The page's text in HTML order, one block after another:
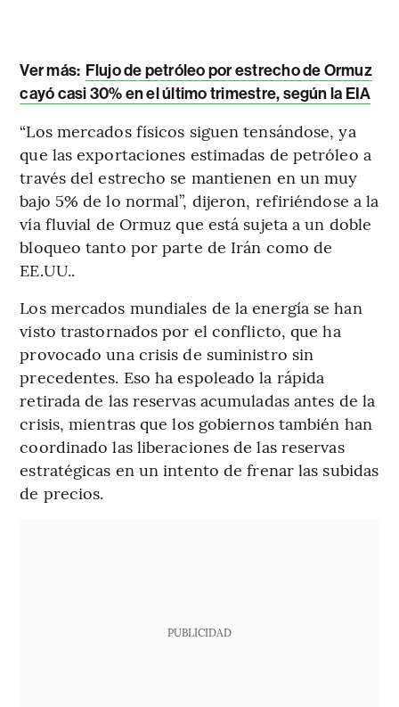
Ver más: Flujo de petróleo por estrecho de Ormuz
cayó casi 30% en el último trimestre, según la EIA
“Los mercados físicos siguen tensándose, ya
que las exportaciones estimadas de petróleo a
través del estrecho se mantienen en un muy
bajo 5% de lo normal”, dijeron, refiriéndose a la
vía fluvial de Ormuz que está sujeta a un doble
bloqueo tanto por parte de Irán como de
EE.UU..
Los mercados mundiales de la energía se han
visto trastornados por el conflicto, que ha
provocado una crisis de suministro sin
precedentes. Eso ha espoleado la rápida
retirada de las reservas acumuladas antes de la
crisis, mientras que los gobiernos también han
coordinado las liberaciones de las reservas
estratégicas en un intento de frenar las subidas
de precios.
PUBLICIDAD